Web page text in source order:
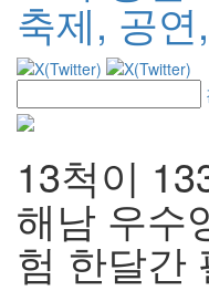
13척이
해남 우수
험 한달간